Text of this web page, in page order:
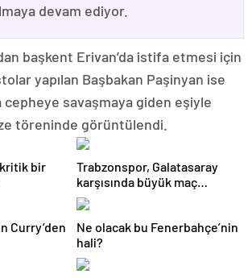
devam ediyor.
başkent Erivan’da istifa etmesi için
yapılan Başbakan Paşinyan ise
savaşmaya giden eşiyle
töreninde görüntülendi.
bir
Trabzonspor, Galatasaray
karşısında büyük maç
hasretine son vermek istiyor
Curry’den
Ne olacak bu Fenerbahçe’nin
hali?